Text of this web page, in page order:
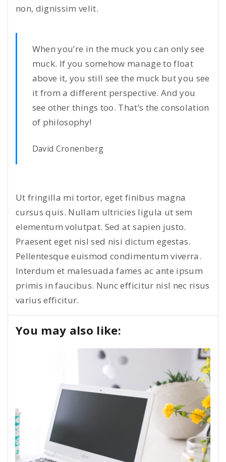
non, dignissim velit.
When you’re in the muck you can only see
muck. If you somehow manage to float
above it, you still see the muck but you see
it from a different perspective. And you
see other things too. That’s the consolation
of philosophy!
David Cronenberg
Ut fringilla mi tortor, eget finibus magna
cursus quis. Nullam ultricies ligula ut sem
elementum volutpat. Sed at sapien justo.
Praesent eget nisl sed nisi dictum egestas.
Pellentesque euismod condimentum viverra.
Interdum et malesuada fames ac ante ipsum
primis in faucibus. Nunc efficitur nisl nec risus
varius efficitur.
You may also like: